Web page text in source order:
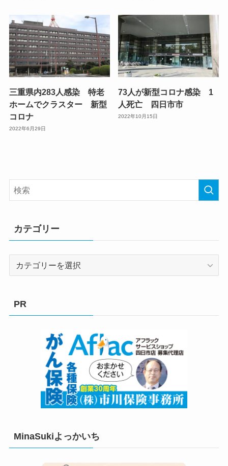
三重県内283人感染 特老
ホームでクラスター 新型
コロナ
2022年6月29日
73人が新型コロナ感染 1
人死亡 四日市市
2022年10月15日
カテゴリー
PR
MinaSukiよっかいち